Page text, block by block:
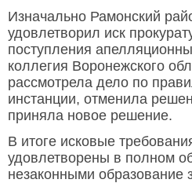
Изначально Рамонский
удовлетворил иск
поступления
коллегия Воронежского
рассмотрела дело по
инстанции, отменила
приняла новое решение.
В итоге исковые
удовлетворены в полном
незаконными образование